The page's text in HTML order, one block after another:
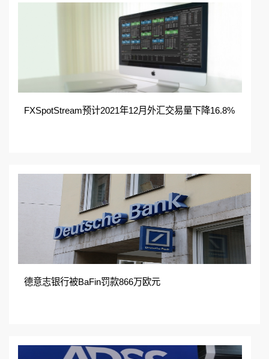
FXSpotStream预计2021年12月外汇交易量下降16.8%
德意志银行被BaFin罚款866万欧元